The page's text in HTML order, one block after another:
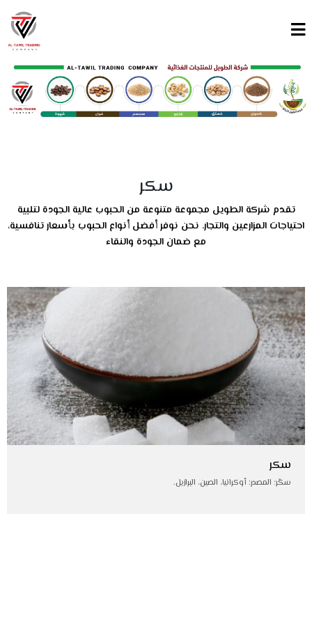
سكر
تقدم شركة الطويل مجموعة متنوعة من الحبوب عالية الجودة لتلبية
احتياجات المزارعين والتجار. نحن نوفر أفضل أنواع الحبوب بأسعار تنافسية،
مع ضمان الجودة والنقاء
سكر
سكّر؛ المصدر: أوكرانيا، الصين، البرازيل.